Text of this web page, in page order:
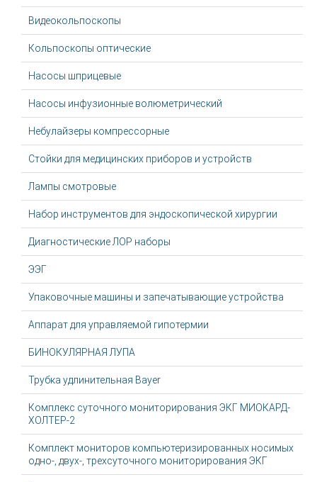
Видеокольпоскопы
Кольпоскопы оптические
Насосы шприцевые
Насосы инфузионные волюметрический
Небулайзеры компрессорные
Стойки для медицинских приборов и устройств
Лампы смотровые
Набор инструментов для эндоскопической хирургии
Диагностические ЛОР наборы
ЭЭГ
Упаковочные машины и запечатывающие устройства
Аппарат для управляемой гипотермии
БИНОКУЛЯРНАЯ ЛУПА
Трубка удлинительная Bayer
Комплекс суточного мониторирования ЭКГ МИОКАРД-
ХОЛТЕР-2
Комплект мониторов компьютеризированных носимых
одно-, двух-, трехсуточного мониторирования ЭКГ